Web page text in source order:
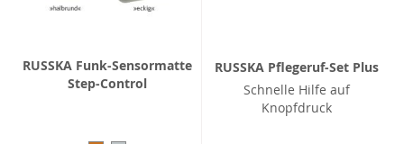
RUSSKA Funk-Sensormatte
Step-Control
RUSSKA Pflegeruf-Set Plus
Schnelle Hilfe auf
Knopfdruck